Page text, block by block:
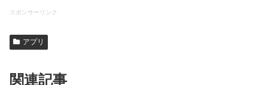
スポンサーリンク
アプリ
関連記事